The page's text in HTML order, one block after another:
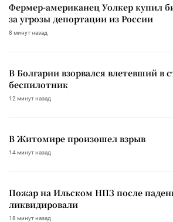
Фермер-американец Уолкер купил
за угрозы депортации из России
8 минут назад
В Болгарии взорвался влетевший в
беспилотник
12 минут назад
В Житомире произошел взрыв
14 минут назад
Пожар на Ильском НПЗ после
ликвидировали
18 минут назад